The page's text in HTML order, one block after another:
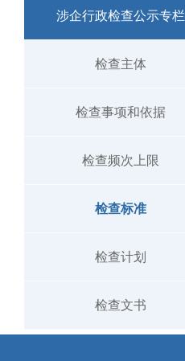
涉企行政检查公示专栏
检查主体
检查事项和依据
检查频次上限
检查标准
检查计划
检查文书